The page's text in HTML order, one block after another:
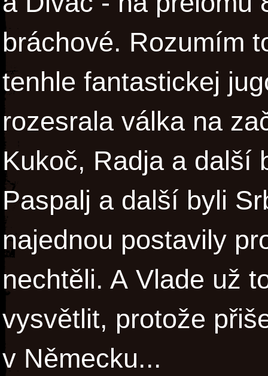
bráchové. Rozumím
tenhle fantastickej
rozesrala válka na
Kukoč, Radja a další
Paspalj a další byli
najednou postavily
nechtěli. A Vlade už
vysvětlit, protože
v Německu...